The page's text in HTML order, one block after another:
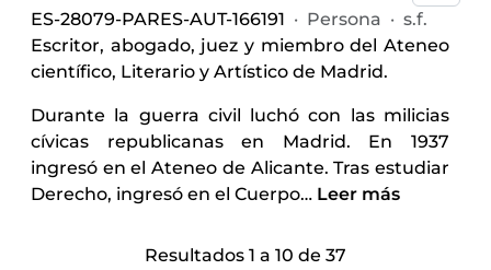
ES-28079-PARES-AUT-166191 · Persona · s.f.
Escritor, abogado, juez y miembro del Ateneo
científico, Literario y Artístico de Madrid.
Durante la guerra civil luchó con las milicias
cívicas republicanas en Madrid. En 1937
ingresó en el Ateneo de Alicante. Tras estudiar
Derecho, ingresó en el Cuerpo… Leer más
Resultados 1 a 10 de 37